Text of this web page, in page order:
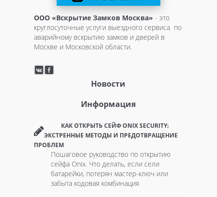
ООО «Вскрытие Замков Москва» - это
круглосуточные услуги выездного сервиса по
аварийному вскрытию замков и дверей в
Москве и Московской области.
Новости
Информация
КАК ОТКРЫТЬ СЕЙФ ONIX SECURITY:
ЭКСТРЕННЫЕ МЕТОДЫ И ПРЕДОТВРАЩЕНИЕ
ПРОБЛЕМ
Пошаговое руководство по открытию
сейфа Onix. Что делать, если сели
батарейки, потерян мастер-ключ или
забыта кодовая комбинация